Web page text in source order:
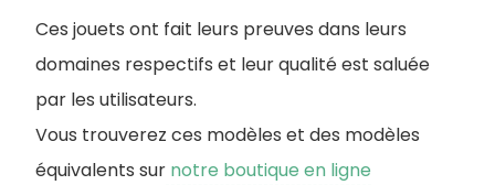
Ces jouets ont fait leurs preuves dans leurs
domaines respectifs et leur qualité est saluée
par les utilisateurs.
Vous trouverez ces modèles et des modèles
équivalents sur notre boutique en ligne